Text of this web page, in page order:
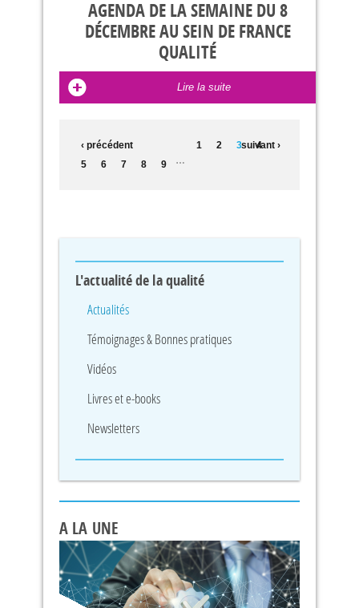
AGENDA DE LA SEMAINE DU 8
DÉCEMBRE AU SEIN DE FRANCE
QUALITÉ
Lire la suite
PAGES
‹ précédent 1 2 3
4
5
6 7 8 9 …
suivant ›
L'actualité de la qualité
Actualités
Témoignages & Bonnes pratiques
Vidéos
Livres et e-books
Newsletters
A LA UNE